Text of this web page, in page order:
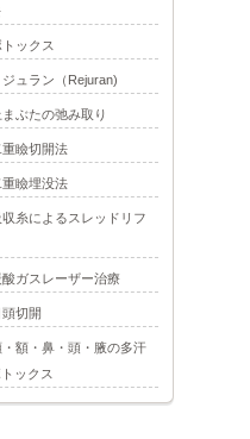
トックス
ジュラン（Rejuran)
まぶたの弛み取り
重瞼切開法
重瞼埋没法
収糸によるスレッドリフ
酸ガスレーザー治療
頭切開
・額・鼻・頭・腋の多汗
ックス